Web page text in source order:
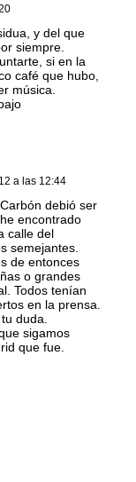
y del que
siempre.
si en la
café que hubo,
música.
a las 12:44
debió ser
encontrado
calle del
semejantes.
de entonces
o grandes
Todos tenían
en la prensa.
duda.
sigamos
que fue.